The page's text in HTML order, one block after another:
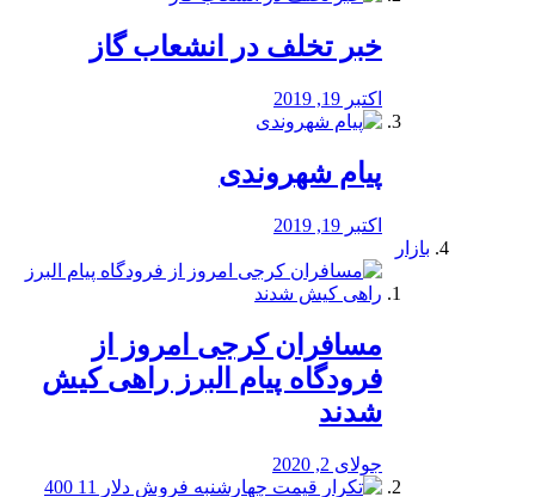
خبر تخلف در انشعاب گاز
اکتبر 19, 2019
پیام شهروندی
اکتبر 19, 2019
بازار
مسافران کرجی امروز از
فرودگاه پیام البرز راهی کیش
شدند
جولای 2, 2020